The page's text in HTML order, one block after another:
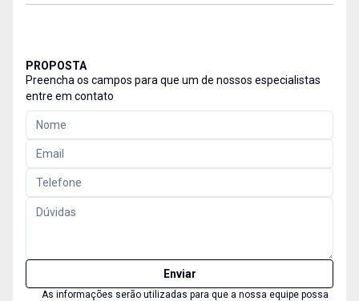
PROPOSTA
Preencha os campos para que um de nossos especialistas
entre em contato
Enviar
As informações serão utilizadas para que a nossa equipe possa